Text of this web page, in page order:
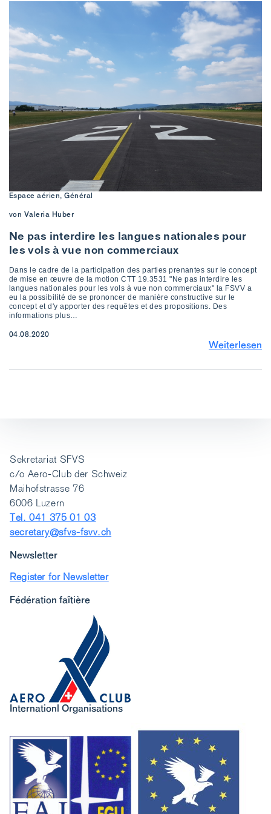
Espace aérien, Général
von Valeria Huber
Ne pas interdire les langues nationales pour
les vols à vue non commerciaux
Dans le cadre de la participation des parties prenantes sur le concept
de mise en œuvre de la motion CTT 19.3531 "Ne pas interdire les
langues nationales pour les vols à vue non commerciaux" la FSVV a
eu la possibilité de se prononcer de manière constructive sur le
concept et d'y apporter des requêtes et des propositions. Des
informations plus…
04.08.2020
Weiterlesen
Sekretariat SFVS
c/o Aero-Club der Schweiz
Maihofstrasse 76
6006 Luzern
Tel. 041 375 01 03
secretary@sfvs-fsvv.ch
Newsletter
Register for Newsletter
Fédération faîtière
Internationl Organisations